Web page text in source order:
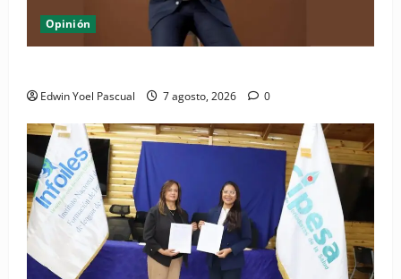
Opinión
Edwin Yoel Pascual 7 agosto, 2026 0